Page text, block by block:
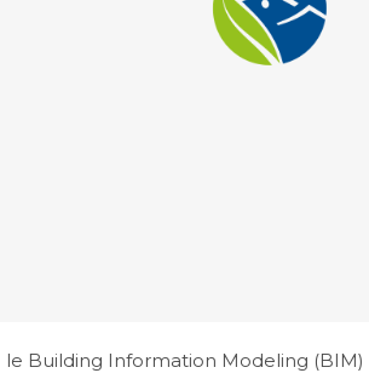
le Building Information Modeling